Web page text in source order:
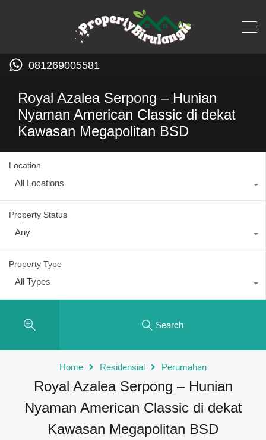
081269005581
Royal Azalea Serpong – Hunian
Nyaman American Classic di dekat
Kawasan Megapolitan BSD
Location
All Locations
Property Status
Any
Property Type
All Types
Search
Home Residensial Perumahan
Royal Azalea Serpong – Hunian
Nyaman American Classic di dekat
Kawasan Megapolitan BSD